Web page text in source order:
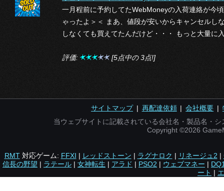
一月程前に予約してたWebMoneyの入荷連絡が今
ゃったよ＞＜ まあ、値段が安いからキャンセルし
しなくても買えてたんだけど・・・ もっと大量に
評価: [5点中の 3点!]
サイトマップ| 再配達依頼|会社概要 |
当ウェブサイトに記載されている会社名・製品名・
Copyright ©2026
RMT対応ゲーム: FFXI | レッドストーン | ラグナロク | リネージュ2 |
信長の野望 | ラテール | 女神転生 | アラド | PSO2 | ウェブマネー |
ート |